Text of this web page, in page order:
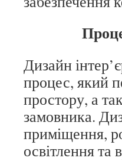
Дизайн
процес, який
простору, а
замовника.
приміщення,
освітлення та